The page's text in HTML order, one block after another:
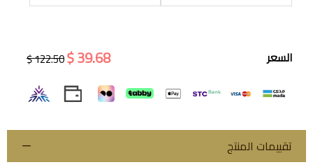
اسحب و افلت الملف هنا
السعر 39.68 $
122.50 $
تقييمات المنتج